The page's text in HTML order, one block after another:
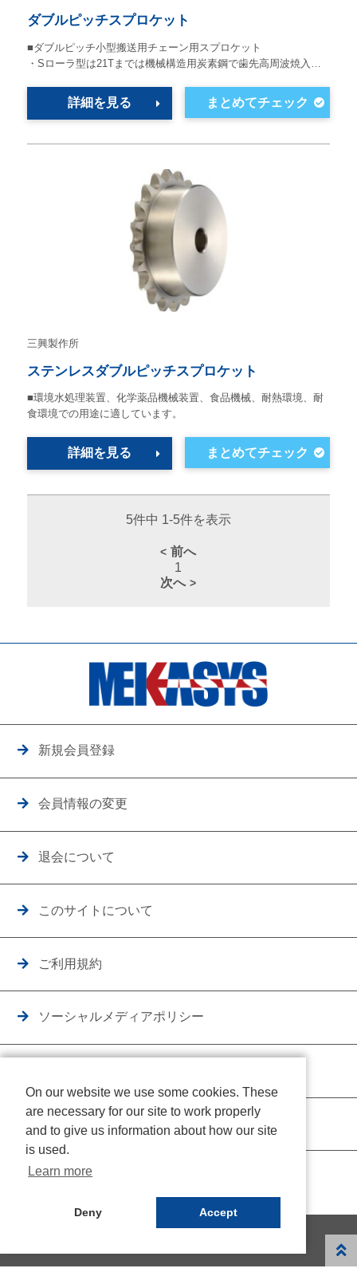
ダブルピッチスプロケット
■ダブルピッチ小型搬送用チェーン用スプロケット
・Sローラ型は21Tまでは機械構造用炭素鋼で歯先高周波焼入…
詳細を見る
三興製作所
ステンレスダブルピッチスプロケット
■環境水処理装置、化学薬品機械装置、食品機械、耐熱環境、耐
食環境での用途に適しています。
詳細を見る
5件中 1-5件を表示
前へ
1
次へ
新規会員登録
会員情報の変更
退会について
このサイトについて
ご利用規約
ソーシャルメディアポリシー
クッキーポリシー
On our website we use some cookies. These
are necessary for our site to work properly
and to give us information about how our site
is used.
Learn more
Deny Accept